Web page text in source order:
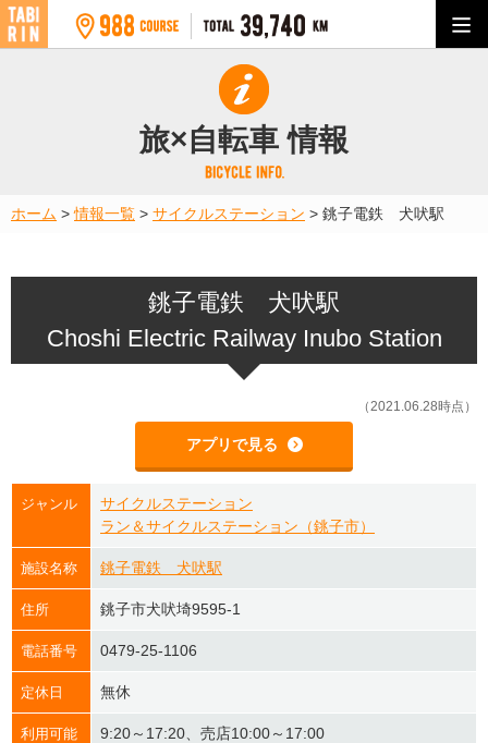
旅×自転車 情報
ホーム >情報一覧 > サイクルステーション > 銚子電鉄 犬吠駅
銚子電鉄 犬吠駅
Choshi Electric Railway Inubo Station
（2021.06.28時点）
アプリで見る
ジャンル
サイクルステーション
ラン＆サイクルステーション（銚子市）
施設名称 銚子電鉄 犬吠駅
住所 銚子市犬吠埼9595-1
電話番号 0479-25-1106
定休日 無休
利用可能
9:20～17:20、売店10:00～17:00